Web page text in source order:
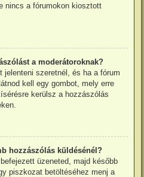
nincs a fórumokon kiosztott
a moderátoroknak?
jelenteni szeretnél, és ha a fórum
kell egy gombot, mely erre
kerülsz a hozzászólás
hozzászólás küldésénél?
üzeneted, majd később
piszkozat betöltéséhez menj a